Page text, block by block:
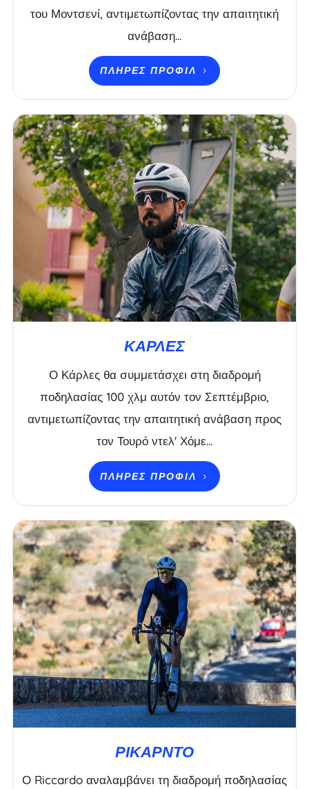
του Μοντσενί, αντιμετωπίζοντας την απαιτητική
ανάβαση...
ΠΛΉΡΕΣ ΠΡΟΦΊΛ
ΚΆΡΛΕΣ
Ο Κάρλες θα συμμετάσχει στη διαδρομή
ποδηλασίας 100 χλμ αυτόν τον Σεπτέμβριο,
αντιμετωπίζοντας την απαιτητική ανάβαση προς
τον Τουρό ντελ' Χόμε...
ΠΛΉΡΕΣ ΠΡΟΦΊΛ
ΡΙΚΆΡΝΤΟ
Ο Riccardo αναλαμβάνει τη διαδρομή ποδηλασίας